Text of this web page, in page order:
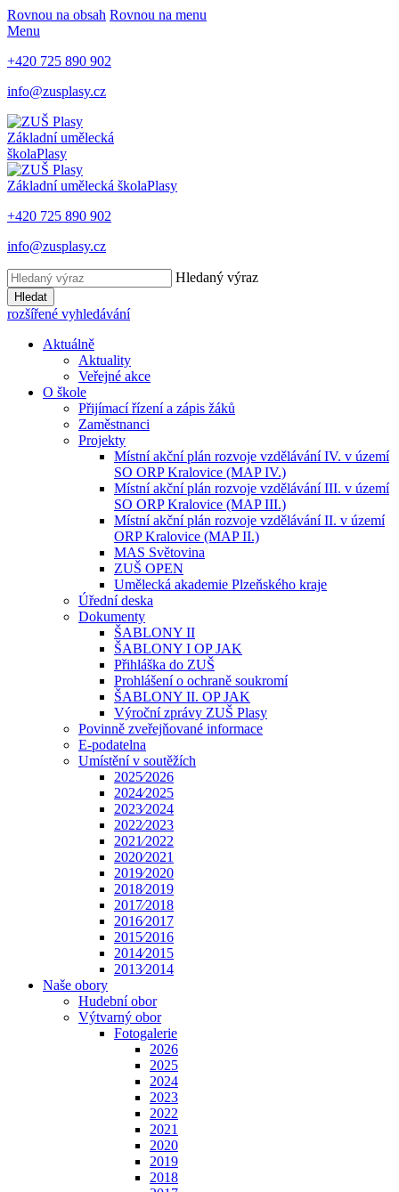
Rovnou na obsah Rovnou na menu
Menu
+420 725 890 902
info@zusplasy.cz
Základní umělecká
školaPlasy
Základní umělecká školaPlasy
+420 725 890 902
info@zusplasy.cz
Hledaný výraz
Hledat
rozšířené vyhledávání
Aktuálně
Aktuality
Veřejné akce
O škole
Přijímací řízení a zápis žáků
Zaměstnanci
Projekty
Místní akční plán rozvoje vzdělávání IV. v území
SO ORP Kralovice (MAP IV.)
Místní akční plán rozvoje vzdělávání III. v území
SO ORP Kralovice (MAP III.)
Místní akční plán rozvoje vzdělávání II. v území
ORP Kralovice (MAP II.)
MAS Světovina
ZUŠ OPEN
Umělecká akademie Plzeňského kraje
Úřední deska
Dokumenty
ŠABLONY II
ŠABLONY I OP JAK
Přihláška do ZUŠ
Prohlášení o ochraně soukromí
ŠABLONY II. OP JAK
Výroční zprávy ZUŠ Plasy
Povinně zveřejňované informace
E-podatelna
Umístění v soutěžích
2025⁄2026
2024⁄2025
2023⁄2024
2022⁄2023
2021⁄2022
2020⁄2021
2019⁄2020
2018⁄2019
2017⁄2018
2016⁄2017
2015⁄2016
2014⁄2015
2013⁄2014
Naše obory
Hudební obor
Výtvarný obor
Fotogalerie
2026
2025
2024
2023
2022
2021
2020
2019
2018